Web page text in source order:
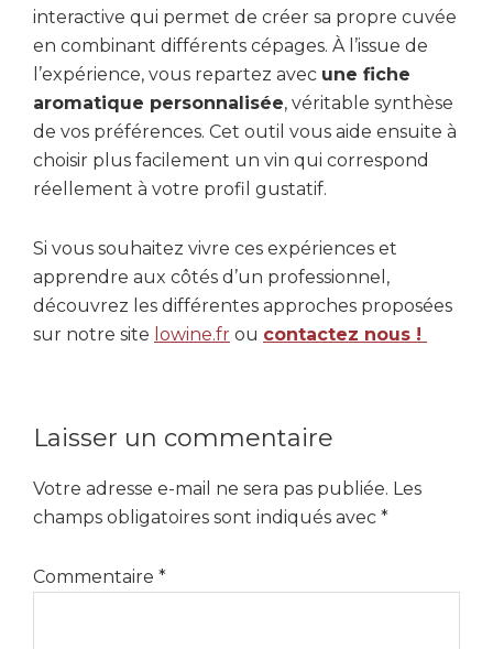
interactive qui permet de créer sa propre cuvée
en combinant différents cépages. À l’issue de
l’expérience, vous repartez avec une fiche
aromatique personnalisée, véritable synthèse
de vos préférences. Cet outil vous aide ensuite à
choisir plus facilement un vin qui correspond
réellement à votre profil gustatif.
Si vous souhaitez vivre ces expériences et
apprendre aux côtés d’un professionnel,
découvrez les différentes approches proposées
sur notre site lowine.fr ou contactez nous !
Interactions
du
lecteur
Laisser un commentaire
Votre adresse e-mail ne sera pas publiée. Les
champs obligatoires sont indiqués avec *
Commentaire *